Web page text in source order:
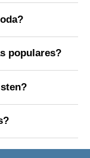
populares?